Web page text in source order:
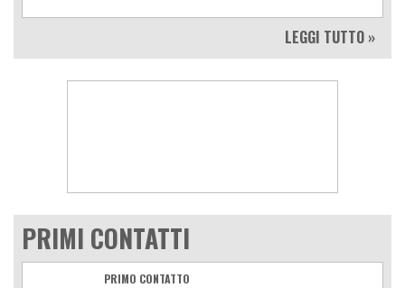
LEGGI TUTTO »
PRIMI CONTATTI
PRIMO CONTATTO